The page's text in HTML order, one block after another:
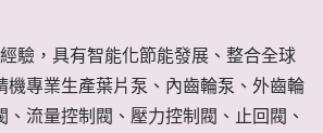
驗，具有智能化節能發展、整合全球
機專業生產葉片泵、內齒輪泵、外齒輪
、流量控制閥、壓力控制閥、止回閥、